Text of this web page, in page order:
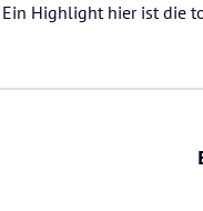
Highlight hier ist die